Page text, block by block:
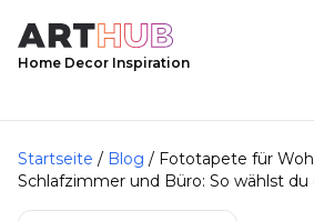
Home Decor Inspiration
Startseite / Blog / Fototapete für
Schlafzimmer und Büro: So wählst